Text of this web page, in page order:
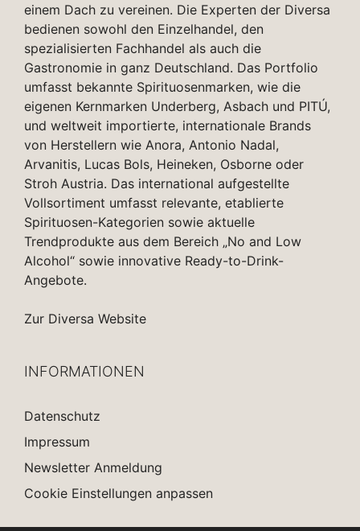
einem Dach zu vereinen. Die Experten der Diversa
bedienen sowohl den Einzelhandel, den
spezialisierten Fachhandel als auch die
Gastronomie in ganz Deutschland. Das Portfolio
umfasst bekannte Spirituosenmarken, wie die
eigenen Kernmarken Underberg, Asbach und PITÚ,
und weltweit importierte, internationale Brands
von Herstellern wie Anora, Antonio Nadal,
Arvanitis, Lucas Bols, Heineken, Osborne oder
Stroh Austria. Das international aufgestellte
Vollsortiment umfasst relevante, etablierte
Spirituosen-Kategorien sowie aktuelle
Trendprodukte aus dem Bereich „No and Low
Alcohol“ sowie innovative Ready-to-Drink-
Angebote.
Zur Diversa Website
INFORMATIONEN
Datenschutz
Impressum
Newsletter Anmeldung
Cookie Einstellungen anpassen